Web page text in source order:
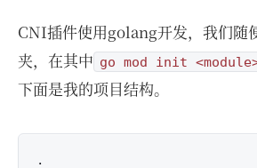
CNI插件使用golang开发，我们随
夹，在其中 go mod init
下面是我的项目结构。
.